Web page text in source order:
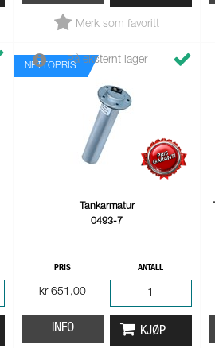
Merk som favoritt
NETTOPRISPå eksternt lager
Tankarmatur
0493-7
PRIS
kr 651,00
ANTALL
INFO KJØP